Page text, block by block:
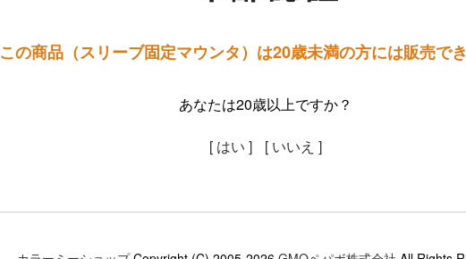
この商品（スリーブ固定マウンタ）は20歳未満の方には販売でき
あなたは20歳以上ですか？
[ はい ] [ いいえ ]